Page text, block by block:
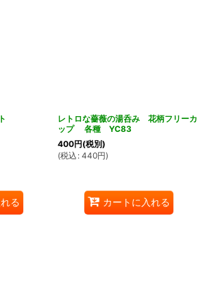
る
レトロな薔薇の湯呑み 花柄フリーカ
ップ 各種 YC83
400円(税別)
(税込 : 440円)
カートに入れる